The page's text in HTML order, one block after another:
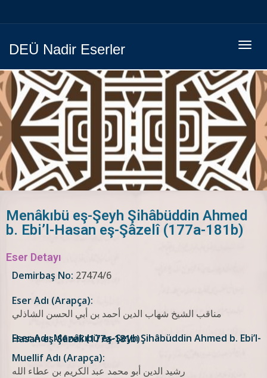
DEÜ Nadir Eserler
Menâkıbü eş-Şeyh Şihâbüddin Ahmed
b. Ebi’l-Hasan eş-Şâzelî (177a-181b)
Eser Detayı
Demirbaş No: 27474/6
Eser Adı (Arapça):
مناقب الشیخ شهاب الدین أحمد بن أبي الحسن الشاذلي
Eser Adı: Menâkıbü eş-Şeyh Şihâbüddin Ahmed b. Ebi’l-Hasan eş-Şâzelî (177a-181b)
Muellif Adı (Arapça):
رشيد الدين أبو محمد عبد الكريم بن عطاء الله